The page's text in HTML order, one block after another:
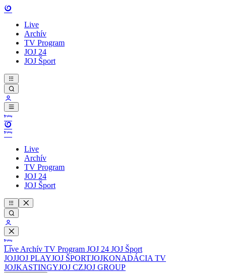
Live
Archív
TV Program
JOJ 24
JOJ Šport
Live
Archív
TV Program
JOJ 24
JOJ Šport
Live Archív TV Program JOJ 24 JOJ Šport
JOJJOJ PLAYJOJ ŠPORTJOJKONADÁCIA TV
JOJKASTINGYJOJ CZJOJ GROUP